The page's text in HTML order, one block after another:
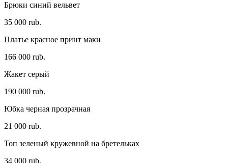
Брюки синий вельвет
35 000 rub.
Платье красное принт маки
166 000 rub.
Жакет серый
190 000 rub.
Юбка черная прозрачная
21 000 rub.
Топ зеленый кружевной на бретельках
34 000 rub.